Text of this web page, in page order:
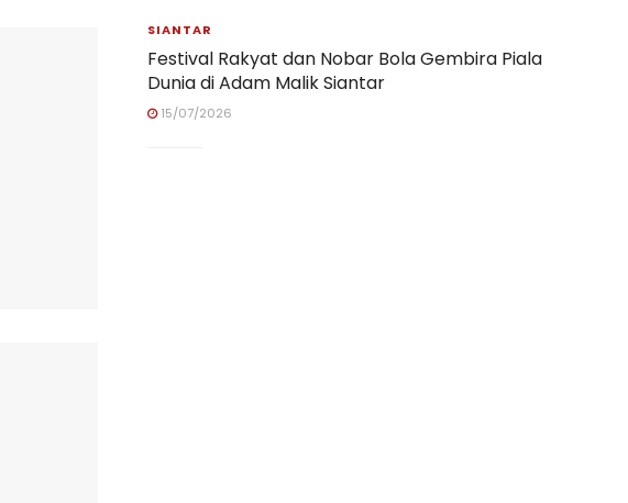
SIANTAR
Festival Rakyat dan Nobar Bola Gembira Piala
Dunia di Adam Malik Siantar
15/07/2026